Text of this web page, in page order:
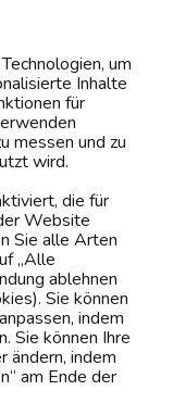
Sie mit
Ihrer
um
Inhalte
für
messen und zu
wird.
die für
Website
Sie alle Arten
„Alle
ablehnen
Sie können
indem
Sie können Ihre
ändern, indem
am Ende der